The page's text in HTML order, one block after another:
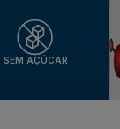
SEM AÇÚCAR